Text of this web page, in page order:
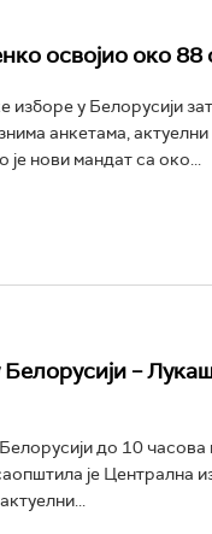
освојио око 88
изборе у Белорусији
анкетама,
нови мандат са око...
–
до 10 часова
је Централна